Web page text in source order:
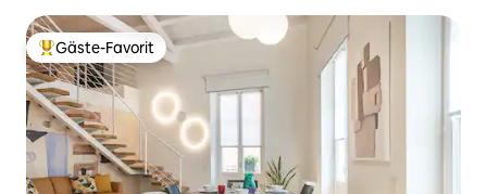
Beliebter Gäste-Favorit.
Gäste-Favorit